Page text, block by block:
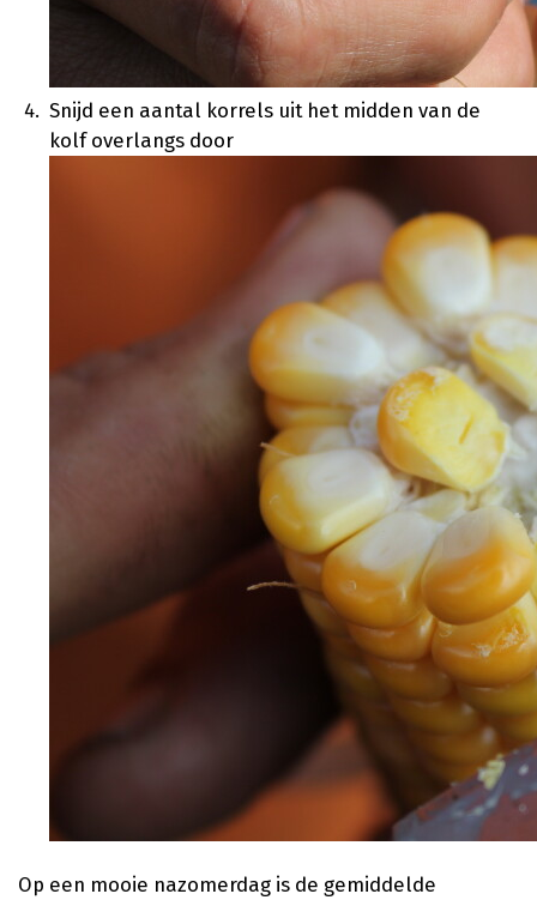
Snijd een aantal korrels uit het midden van de
kolf overlangs door
Op een mooie nazomerdag is de gemiddelde